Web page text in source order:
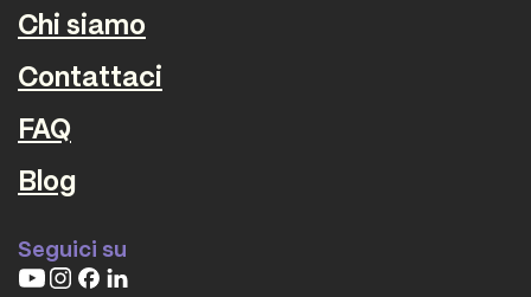
Chi siamo
Contattaci
FAQ
Blog
Seguici su